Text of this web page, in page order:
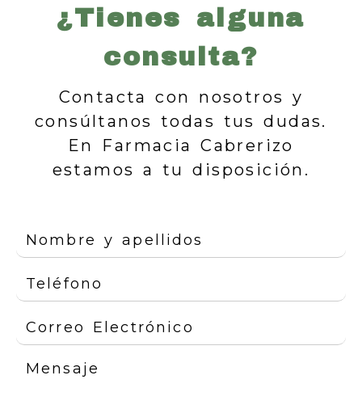
¿Tienes alguna
consulta?
Contacta con nosotros y
consúltanos todas tus dudas.
En Farmacia Cabrerizo
estamos a tu disposición.